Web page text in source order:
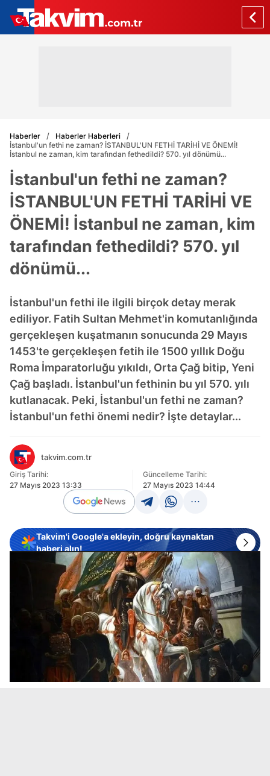
Haberler
Haberler Haberleri
İstanbul'un fethi ne zaman? İSTANBUL'UN FETHİ TARİHİ VE ÖNEMİ!
İstanbul ne zaman, kim tarafından fethedildi? 570. yıl dönümü...
İstanbul'un fethi ne zaman?
İSTANBUL'UN FETHİ TARİHİ VE
ÖNEMİ! İstanbul ne zaman, kim
tarafından fethedildi? 570. yıl
dönümü...
İstanbul'un fethi ile ilgili birçok detay merak
ediliyor. Fatih Sultan Mehmet'in komutanlığında
gerçekleşen kuşatmanın sonucunda 29 Mayıs
1453'te gerçekleşen fetih ile 1500 yıllık Doğu
Roma İmparatorluğu yıkıldı, Orta Çağ bitip, Yeni
Çağ başladı. İstanbul'un fethinin bu yıl 570. yılı
kutlanacak. Peki, İstanbul'un fethi ne zaman?
İstanbul'un fethi önemi nedir? İşte detaylar...
takvim.com.tr
Giriş Tarihi:
27 Mayıs 2023 13:33
Güncelleme Tarihi:
27 Mayıs 2023 14:44
Takvim'i Google'a ekleyin, doğru kaynaktan
haberi alın!